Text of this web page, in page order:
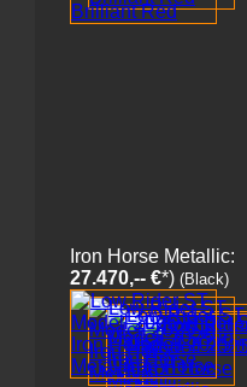
Iron Horse Metallic:
27.470,-- €*) (Black)